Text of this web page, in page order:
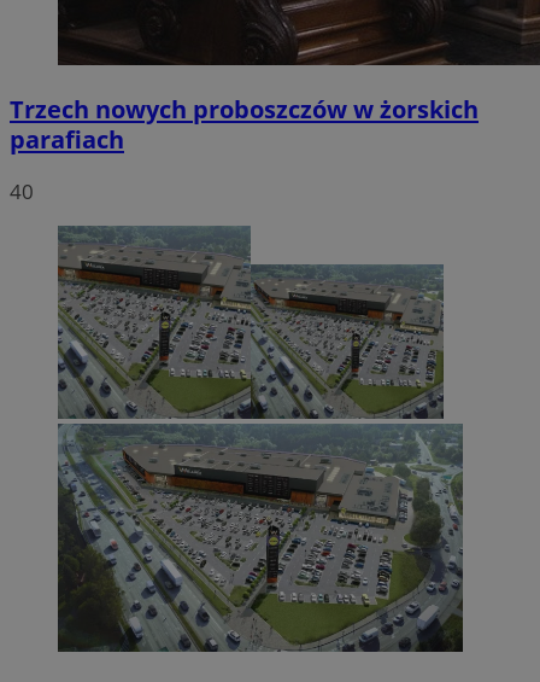
Trzech nowych proboszczów w żorskich
parafiach
40